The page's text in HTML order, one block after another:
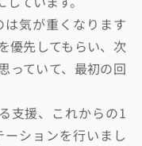
気が重くなります
優先してもらい、次
っていて、最初の回
支援、これからの1
ションを行いまし